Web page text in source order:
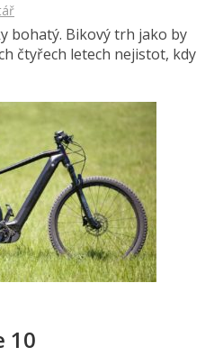
bohatý. Bikový trh jako by
čtyřech letech nejistot, kdy
10